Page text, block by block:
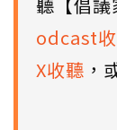
聽【倡
odcast
X收聽 ，